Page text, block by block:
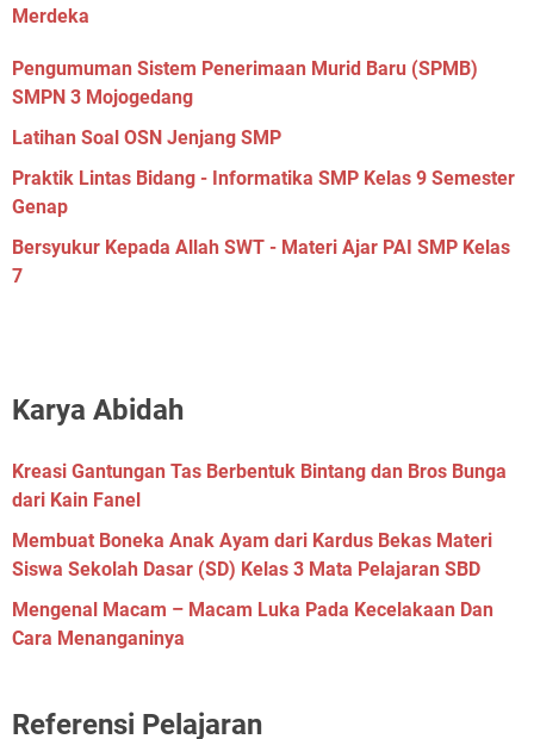
Merdeka
Pengumuman Sistem Penerimaan Murid Baru (SPMB)
SMPN 3 Mojogedang
Latihan Soal OSN Jenjang SMP
Praktik Lintas Bidang - Informatika SMP Kelas 9 Semester
Genap
Bersyukur Kepada Allah SWT - Materi Ajar PAI SMP Kelas
7
Karya Abidah
Kreasi Gantungan Tas Berbentuk Bintang dan Bros Bunga
dari Kain Fanel
Membuat Boneka Anak Ayam dari Kardus Bekas Materi
Siswa Sekolah Dasar (SD) Kelas 3 Mata Pelajaran SBD
Mengenal Macam – Macam Luka Pada Kecelakaan Dan
Cara Menanganinya
Referensi Pelajaran